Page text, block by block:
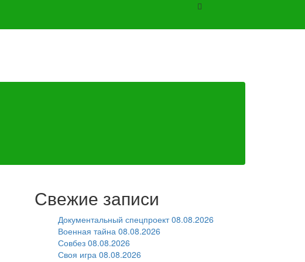
Свежие записи
Документальный спецпроект 08.08.2026
Военная тайна 08.08.2026
Совбез 08.08.2026
Своя игра 08.08.2026